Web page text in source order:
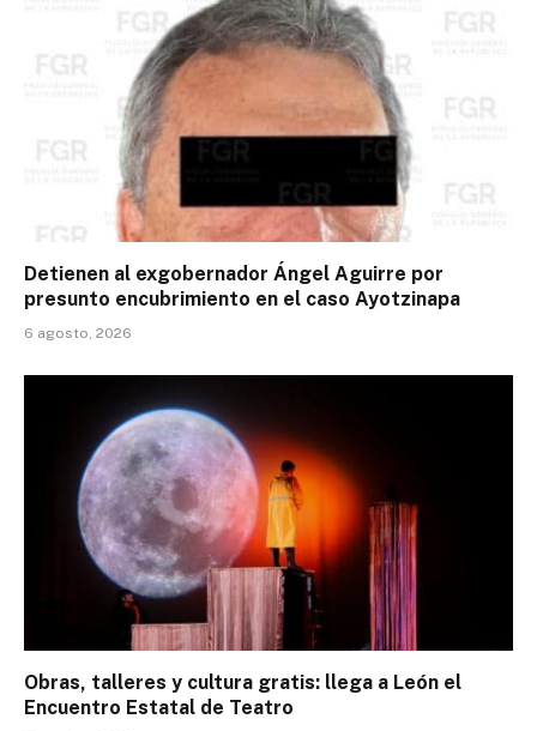
Detienen al exgobernador Ángel Aguirre por
presunto encubrimiento en el caso Ayotzinapa
6 agosto, 2026
Obras, talleres y cultura gratis: llega a León el
Encuentro Estatal de Teatro